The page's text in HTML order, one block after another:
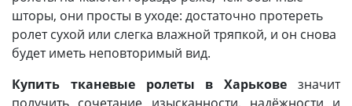
шторы, они просты в уходе: достаточно протереть
ролет сухой или слегка влажной тряпкой, и он снова
будет иметь неповторимый вид.
Купить тканевые ролеты в Харькове значит